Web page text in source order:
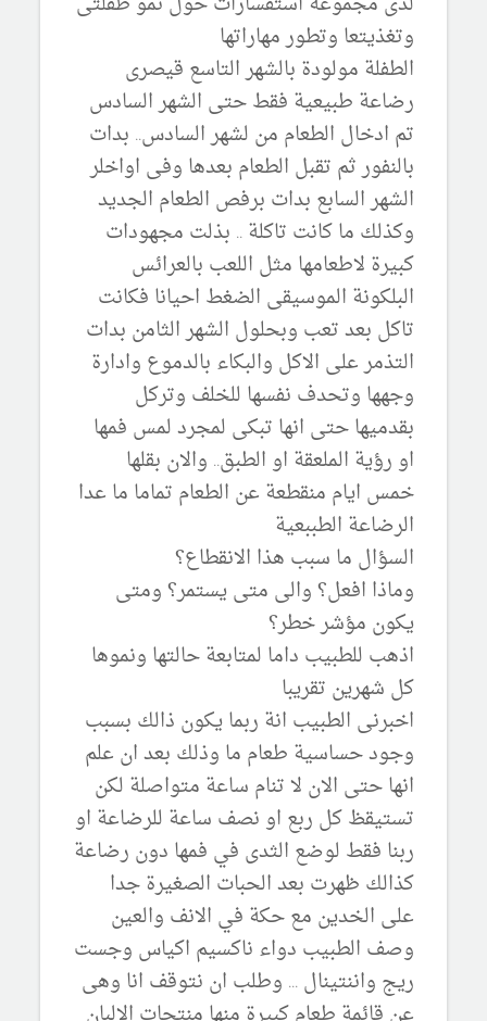
وتغذيتعا وتطور مهاراتها
الطفلة مولودة بالشهر التاسع قيصرى
رضاعة طبيعية فقط حتى الشهر السادس
تم ادخال الطعام من لشهر السادس.. بدات
بالنفور ثم تقبل الطعام بعدها وفى اواخلر
الشهر السابع بدات برفص الطعام الجديد
وكذلك ما كانت تاكلة .. بذلت مجهودات
كبيرة لاطعامها مثل اللعب بالعرائس
البلكونة الموسيقى الضغط احيانا فكانت
تاكل بعد تعب وبحلول الشهر الثامن بدات
التذمر على الاكل والبكاء بالدموع وادارة
وجهها وتحدف نفسها للخلف وتركل
بقدميها حتى انها تبكى لمجرد لمس فمها
او رؤية الملعقة او الطبق.. والان بقلها
خمس ايام منقطعة عن الطعام تماما ما عدا
الرضاعة الطببعية
السؤال ما سبب هذا الانقطاع؟
وماذا افعل؟ والى متى يستمر؟ ومتى
يكون مؤشر خطر؟
اذهب للطبيب داما لمتابعة حالتها ونموها
كل شهرين تقريبا
اخبرنى الطبيب انة ربما يكون ذالك بسبب
وجود حساسية طعام ما وذلك بعد ان علم
انها حتى الان لا تنام ساعة متواصلة لكن
تستيقظ كل ربع او نصف ساعة للرضاعة او
ربنا فقط لوضع الثدى في فمها دون رضاعة
كذالك ظهرت بعد الحبات الصغيرة جدا
على الخدين مع حكة في الانف والعين
وصف الطبيب دواء ناكسيم اكياس وجست
ريج واننتينال ... وطلب ان نتوقف انا وهى